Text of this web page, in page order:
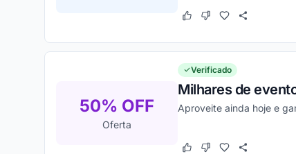
Este cupom funcionou
Este cupom não
50% OFF
Oferta
Verificado
Milhares de
Aproveite ainda hoje e
Este cupom funcionou
Este cupom não